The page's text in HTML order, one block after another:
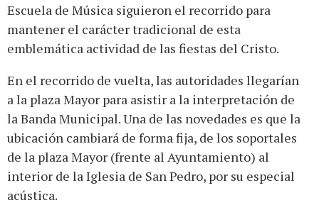
Escuela de Música siguieron el recorrido para
mantener el carácter tradicional de esta
emblemática actividad de las fiestas del Cristo.
En el recorrido de vuelta, las autoridades llegarían
a la plaza Mayor para asistir a la interpretación de
la Banda Municipal. Una de las novedades es que la
ubicación cambiará de forma fija, de los soportales
de la plaza Mayor (frente al Ayuntamiento) al
interior de la Iglesia de San Pedro, por su especial
acústica.